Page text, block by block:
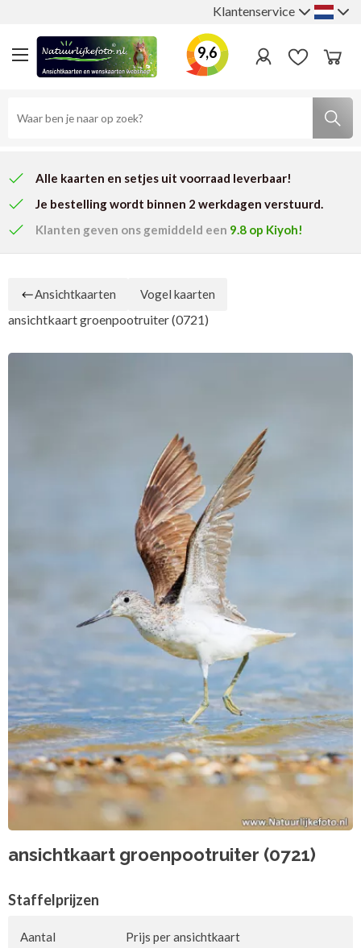
Klantenservice
9,6
Alle kaarten en setjes uit voorraad leverbaar!
Je bestelling wordt binnen 2 werkdagen verstuurd.
Klanten geven ons gemiddeld een 9.8 op Kiyoh!
Ansichtkaarten Vogel kaarten
ansichtkaart groenpootruiter (0721)
ansichtkaart groenpootruiter (0721)
Staffelprijzen
Aantal
Prijs per ansichtkaart